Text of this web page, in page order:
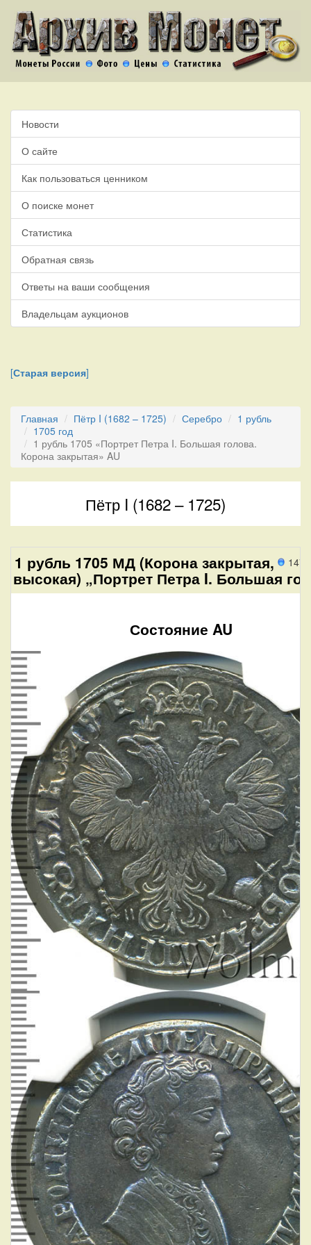
Новости
О сайте
Как пользоваться ценником
О поиске монет
Статистика
Обратная связь
Ответы на ваши сообщения
Владельцам аукционов
[Старая версия]
Главная Пётр I (1682 – 1725) Серебро
1 рубль
1705 год
1 рубль 1705 «Портрет Петра I. Большая голова.
Корона закрытая» AU
Пётр I (1682 – 1725)
147
1 рубль 1705 МД (Корона закрытая,
высокая) „Портрет Петра I. Большая
Состояние AU